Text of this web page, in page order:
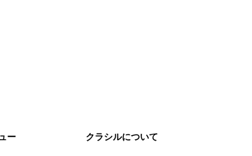
ー クラシルについて